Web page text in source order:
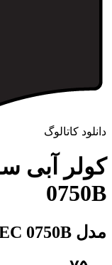
دانلود کاتالوگ
0750B
مدل EC 0750B